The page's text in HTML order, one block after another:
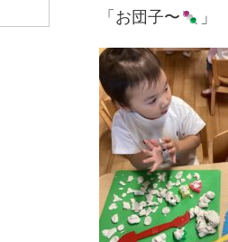
「お団子〜 」